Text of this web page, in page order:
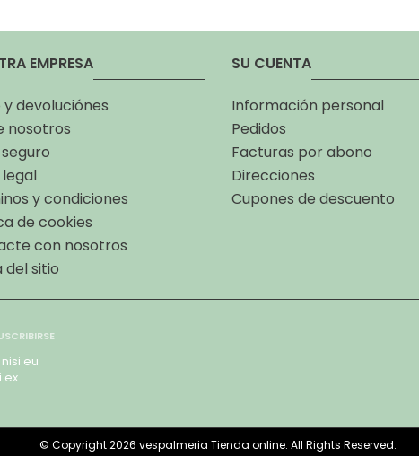
EMPRESA
y devoluciónes
nosotros
legal
y condiciones
de cookies
con nosotros
del sitio
SU CUENTA
Información personal
Pedidos
Facturas por abono
Direcciones
Cupones de descuento
eu
ex
© Copyright 2026 vespalmeria Tienda online. All Rights Reserved.